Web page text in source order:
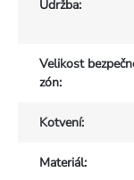
Údržba:
Velikost
zón:
Kotvení:
Materiál: